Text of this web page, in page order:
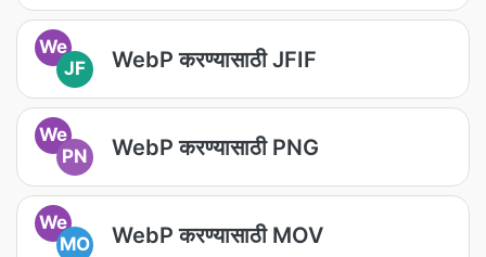
We
JF
WebP करण्यासाठी JFIF
We
PN
WebP करण्यासाठी PNG
We
MO
WebP करण्यासाठी MOV